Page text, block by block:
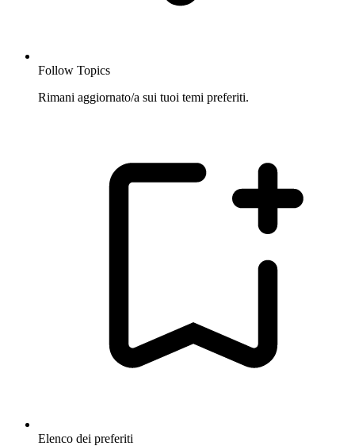
Follow Topics
Rimani aggiornato/a sui tuoi temi preferiti.
Elenco dei preferiti